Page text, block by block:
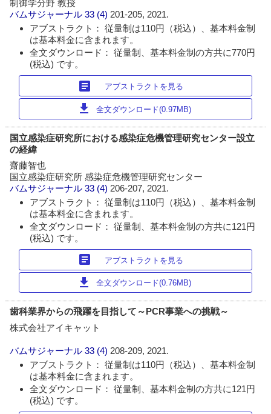
制御学分野 教授
バムサジャーナル 33 (4)201-205, 2021.
アブストラクト： 従量制は110円（税込）、基本料金制
は基本料金に含まれます。
全文ダウンロード： 従量制、基本料金制の方共に770円
(税込) です。
article アブストラクトを見る
download 全文ダウンロード(0.97MB)
国立感染症研究所における感染症危機管理研究センター設立
の経緯
齋藤智也
国立感染症研究所 感染症危機管理研究センター
バムサジャーナル 33 (4) 206-207, 2021.
アブストラクト： 従量制は110円（税込）、基本料金制
は基本料金に含まれます。
全文ダウンロード： 従量制、基本料金制の方共に121円
(税込) です。
article アブストラクトを見る
download 全文ダウンロード(0.76MB)
歯科業界からの飛躍を目指して～PCR事業への挑戦～
株式会社アイキャット
バムサジャーナル 33 (4) 208-209, 2021.
アブストラクト： 従量制は110円（税込）、基本料金制
は基本料金に含まれます。
全文ダウンロード： 従量制、基本料金制の方共に121円
(税込) です。